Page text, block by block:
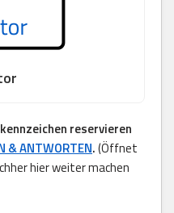
reservieren
& ANTWORTEN.(Öffnet
hier weiter machen